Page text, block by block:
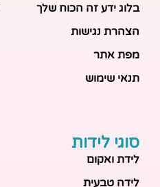
בלוג ידע זה הכוח שלך
הצהרת נגישות
מפת אתר
תנאי שימוש
סוגי לידות
לידת ואקום
לידה טבעית